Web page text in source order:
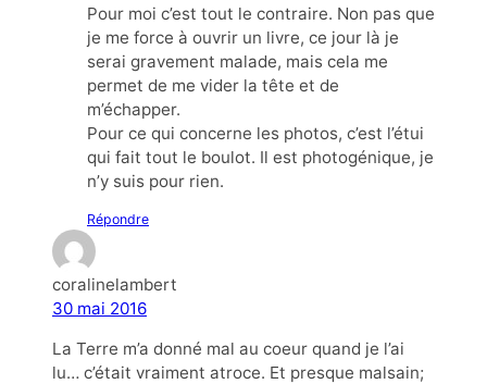
Pour moi c’est tout le contraire. Non pas que
je me force à ouvrir un livre, ce jour là je
serai gravement malade, mais cela me
permet de me vider la tête et de
m’échapper.
Pour ce qui concerne les photos, c’est l’étui
qui fait tout le boulot. Il est photogénique, je
n’y suis pour rien.
Répondre
coralinelambert
30 mai 2016
La Terre m’a donné mal au coeur quand je l’ai
lu… c’était vraiment atroce. Et presque malsain;